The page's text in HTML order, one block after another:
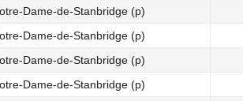
Dame-de-Stanbridge (p)
Dame-de-Stanbridge (p)
Dame-de-Stanbridge (p)
Dame-de-Stanbridge (p)